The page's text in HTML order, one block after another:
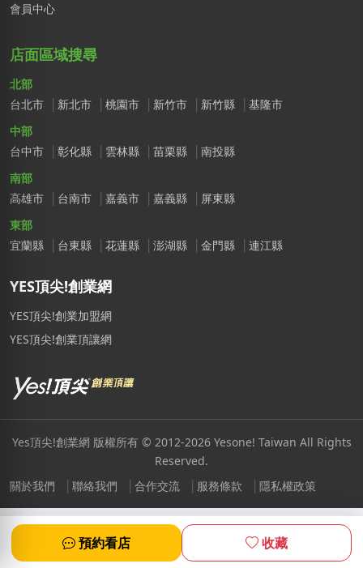
預約看店 收藏
會員中心
店面區域搜尋
北部
台北市
新北市 桃園市 新竹市 新竹縣
基隆市
中部
台中市
彰化縣 雲林縣 苗栗縣
南投縣
南部
高雄市
台南市 嘉義市 嘉義縣
屏東縣
東部
宜蘭縣
台東縣 花蓮縣 澎湖縣 金門縣 連江縣
YES頂尖!創業網
YES頂尖!創業加盟網
YES頂尖!創業頂讓網
Yes頂尖!創業網 版權所有 © 2012-2026 Yesone! Taiwan All Rights
Reserved.
關於我們
聯絡我們 合作交流 服務條款 隱私權政策